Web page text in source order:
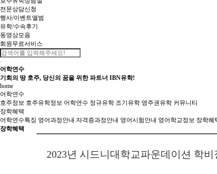
전문상담신청
행사/이벤트앨범
유학/수속후기
동영상모음
회원무료서비스
어학연수
기회의 땅 호주, 당신의 꿈을 위한 파트너 IBN유학!
home
어학연수
호주정보 호주유학정보 어학연수 정규유학 조기유학 영주권유학 커뮤니티
장학혜택
어학연수특징 영어과정안내 자격증과정안내 영어시험안내 영어학교정보 장학혜
장학혜택
2023년 시드니대학교파운데이션 학비